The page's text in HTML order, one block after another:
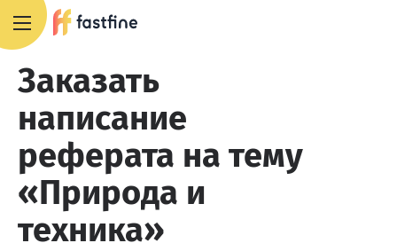
Заказать
написание
реферата на тему
«Природа и
техника»